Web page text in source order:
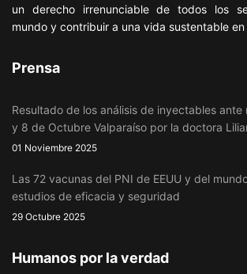
un derecho irrenunciable de todos los
mundo y contribuir a una vida sustentable
Prensa
Resultado de los análisis de inyectables ante
y 8 de Octubre Valparaíso por la doctora
01 Noviembre 2025
Las 72 vacunas del PNI de EEUU y del
estudios de eficacia y seguridad
29 Octubre 2025
Humanos por la verdad